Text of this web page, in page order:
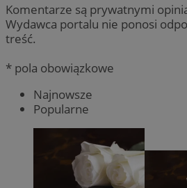
Komentarze są prywatnymi
Wydawca portalu nie ponosi
treść.
* pola obowiązkowe
Najnowsze
Popularne